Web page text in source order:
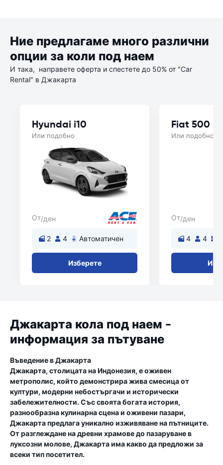
Ние предлагаме много различни
опции за коли под наем
И така, направете оферта и спестете до 50% от "Car
Rental" в Джакарта
Hyundai i10
Или подобно
От/ден
2 4 Автоматичен
Изберете
Fiat 500
Или подобно
От/ден
4 4
Джакарта кола под наем -
информация за пътуване
Въведение в Джакарта
Джакарта, столицата на Индонезия, е оживен
метрополис, който демонстрира жива смесица от
култури, модерни небостъргачи и исторически
забележителности. Със своята богата история,
разнообразна кулинарна сцена и оживени пазари,
Джакарта предлага уникално изживяване на пътниците.
От разглеждане на древни храмове до пазаруване в
луксозни молове, Джакарта има какво да предложи за
всеки тип посетител.